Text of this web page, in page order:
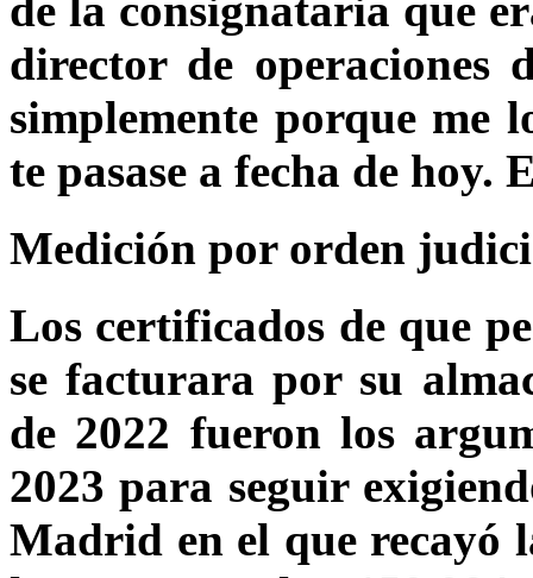
de la consignataria que
director de operaciones
simplemente porque me
te pasase a fecha de
Medición por orden
Los certificados de que
se facturara por su
de 2022 fueron los
2023 para seguir
Madrid en el que recayó